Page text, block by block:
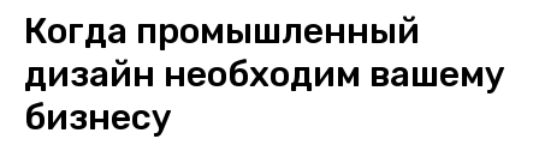
Когда промышленный
дизайн необходим вашему
бизнесу